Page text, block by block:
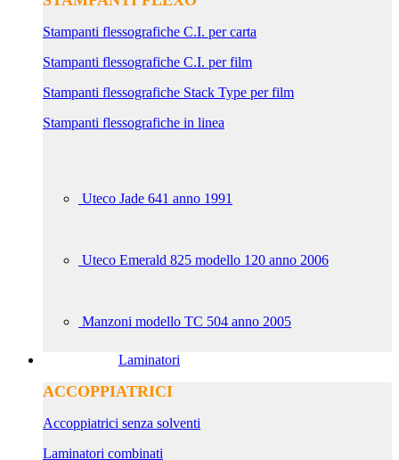
Stampanti flessografiche C.I. per carta
Stampanti flessografiche C.I. per film
Stampanti flessografiche Stack Type per film
Stampanti flessografiche in linea
Uteco Jade 641 anno 1991
Uteco Emerald 825 modello 120 anno 2006
Manzoni modello TC 504 anno 2005
Laminatori
ACCOPPIATRICI
Accoppiatrici senza solventi
Laminatori combinati